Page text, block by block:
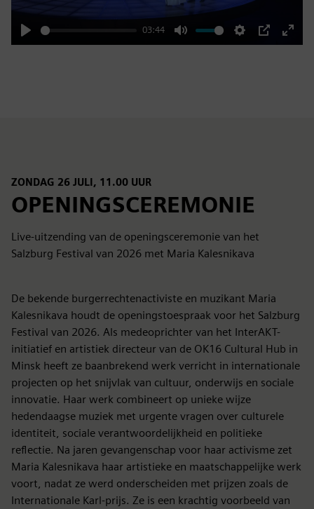
Play
03:44
Mute Settings
PIP
Enter
ZONDAG 26 JULI, 11.00 UUR
OPENINGSCEREMONIE
Live-uitzending van de openingsceremonie van het
Salzburg Festival van 2026 met Maria Kalesnikava
De bekende burgerrechtenactiviste en muzikant Maria
Kalesnikava houdt de openingstoespraak voor het Salzburg
Festival van 2026. Als medeoprichter van het InterAKT-
initiatief en artistiek directeur van de OK16 Cultural Hub in
Minsk heeft ze baanbrekend werk verricht in internationale
projecten op het snijvlak van cultuur, onderwijs en sociale
innovatie. Haar werk combineert op unieke wijze
hedendaagse muziek met urgente vragen over culturele
identiteit, sociale verantwoordelijkheid en politieke
reflectie. Na jaren gevangenschap voor haar activisme zet
Maria Kalesnikava haar artistieke en maatschappelijke werk
voort, nadat ze werd onderscheiden met prijzen zoals de
Internationale Karl-prijs. Ze is een krachtig voorbeeld van